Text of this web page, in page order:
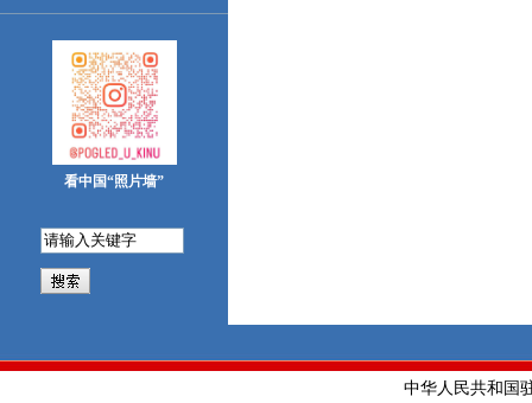
看中国“照片墙”
中华人民共和国